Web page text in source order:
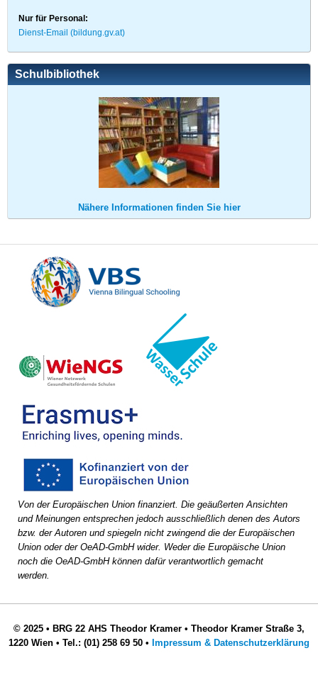
Nur für Personal:
Dienst-Email (bildung.gv.at)
Schulbibliothek
Nähere Informationen finden Sie hier
Von der Europäischen Union finanziert. Die geäußerten Ansichten
und Meinungen entsprechen jedoch ausschließlich denen des Autors
bzw. der Autoren und spiegeln nicht zwingend die der Europäischen
Union oder der OeAD-GmbH wider. Weder die Europäische Union
noch die OeAD-GmbH können dafür verantwortlich gemacht
werden.
© 2025 • BRG 22 AHS Theodor Kramer • Theodor Kramer Straße 3,
1220 Wien • Tel.: (01) 258 69 50 • Impressum & Datenschutzerklärung